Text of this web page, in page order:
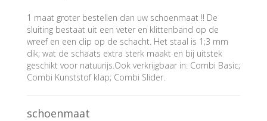
1 maat groter bestellen dan uw schoenmaat !! De
sluiting bestaat uit een veter en klittenband op de
wreef en een clip op de schacht. Het staal is 1;3 mm
dik; wat de schaats extra sterk maakt en bij uitstek
geschikt voor natuurijs.Ook verkrijgbaar in: Combi Basic;
Combi Kunststof klap; Combi Slider.
schoenmaat